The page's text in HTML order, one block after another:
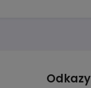
Odkazy